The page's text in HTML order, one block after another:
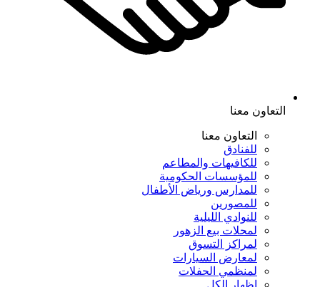
التعاون معنا
التعاون معنا
للفنادق
للكافيهات والمطاعم
للمؤسسات الحكومية
للمدارس ورياض الأطفال
للمصورين
للنوادي الليلية
لمحلات بيع الزهور
لمراكز التسوق
لمعارض السيارات
لمنظمي الحفلات